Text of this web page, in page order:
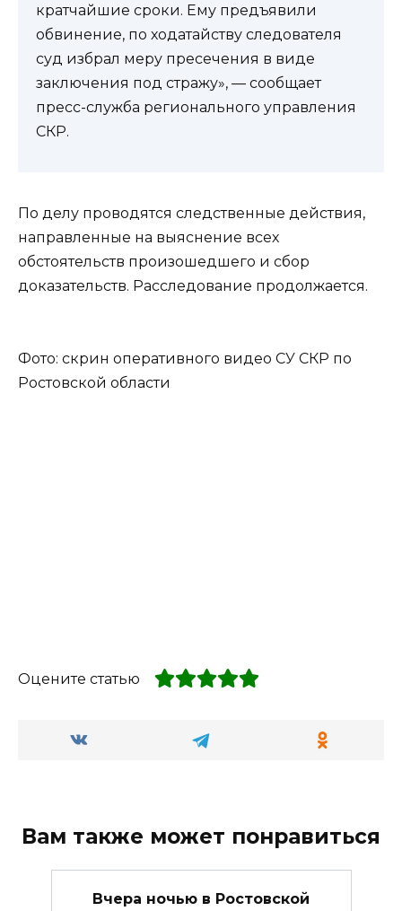
кратчайшие сроки. Ему предъявили
обвинение, по ходатайству следователя
суд избрал меру пресечения в виде
заключения под стражу», — сообщает
пресс-служба регионального управления
СКР.
По делу проводятся следственные действия,
направленные на выяснение всех
обстоятельств произошедшего и сбор
доказательств. Расследование продолжается.
Фото: скрин оперативного видео СУ СКР по
Ростовской области
Оцените статью
Вам также может понравиться
Вчера ночью в Ростовской